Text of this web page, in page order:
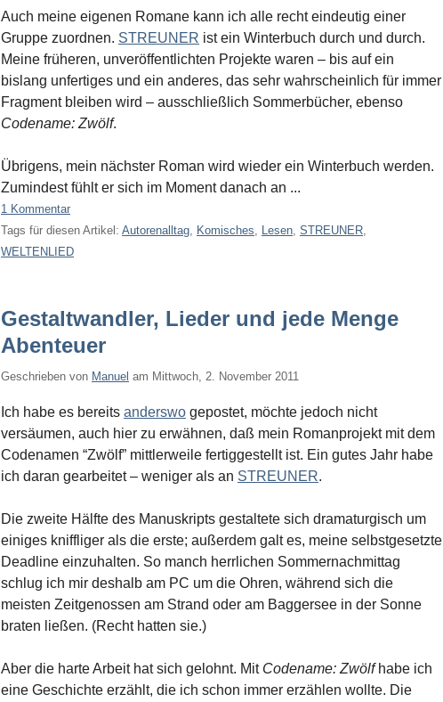
Auch meine eigenen Romane kann ich alle recht eindeutig einer
Gruppe zuordnen. STREUNER ist ein Winterbuch durch und durch.
Meine früheren, unveröffentlichten Projekte waren – bis auf ein
bislang unfertiges und ein anderes, das sehr wahrscheinlich für immer
Fragment bleiben wird – ausschließlich Sommerbücher, ebenso
Codename: Zwölf.
Übrigens, mein nächster Roman wird wieder ein Winterbuch werden.
Zumindest fühlt er sich im Moment danach an ...
1 Kommentar
Tags für diesen Artikel: Autorenalltag, Komisches, Lesen, STREUNER,
WELTENLIED
Gestaltwandler, Lieder und jede Menge
Abenteuer
Geschrieben von Manuel am Mittwoch, 2. November 2011
Ich habe es bereits anderswo gepostet, möchte jedoch nicht
versäumen, auch hier zu erwähnen, daß mein Romanprojekt mit dem
Codenamen “Zwölf” mittlerweile fertiggestellt ist. Ein gutes Jahr habe
ich daran gearbeitet – weniger als an STREUNER.
Die zweite Hälfte des Manuskripts gestaltete sich dramaturgisch um
einiges kniffliger als die erste; außerdem galt es, meine selbstgesetzte
Deadline einzuhalten. So manch herrlichen Sommernachmittag
schlug ich mir deshalb am PC um die Ohren, während sich die
meisten Zeitgenossen am Strand oder am Baggersee in der Sonne
braten ließen. (Recht hatten sie.)
Aber die harte Arbeit hat sich gelohnt. Mit Codename: Zwölfhabe ich
eine Geschichte erzählt, die ich schon immer erzählen wollte. Die